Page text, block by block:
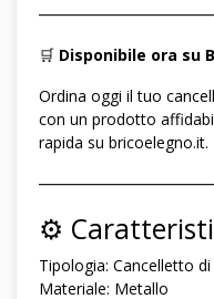
🛒 Disponibile ora su
Ordina oggi il tuo
con un prodotto
rapida su bricoelegno.it.
⚙️
Tipologia: Cancelletto
Materiale: Metallo